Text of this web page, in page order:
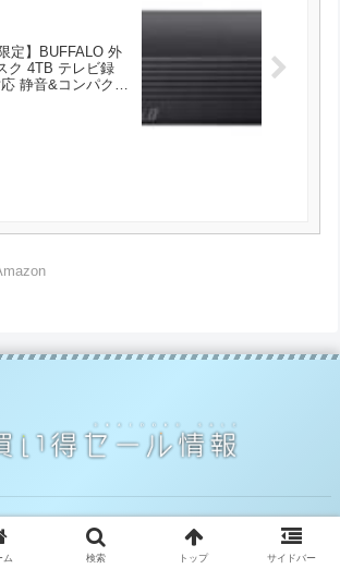
定】BUFFALO 外
ク 4TB テレビ録
静音&コンパクト
© 2014 お買い得セール情報.
ム 検索 トップ サイドバー